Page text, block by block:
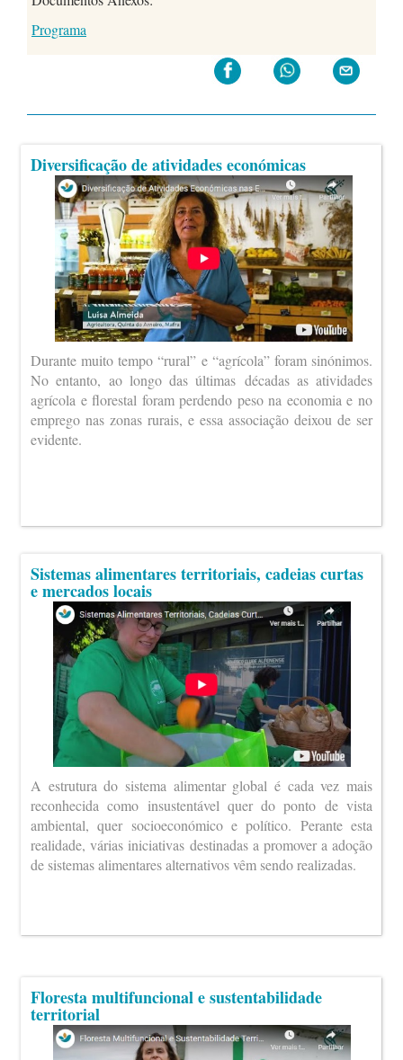
Programa
Diversificação de atividades económicas
Durante muito tempo “rural” e “agrícola” foram sinónimos.
No entanto, ao longo das últimas décadas as atividades
agrícola e florestal foram perdendo peso na economia e no
emprego nas zonas rurais, e essa associação deixou de ser
evidente.
Sistemas alimentares territoriais, cadeias curtas
e mercados locais
A estrutura do sistema alimentar global é cada vez mais
reconhecida como insustentável quer do ponto de vista
ambiental, quer socioeconómico e político. Perante esta
realidade, várias iniciativas destinadas a promover a adoção
de sistemas alimentares alternativos vêm sendo realizadas.
Floresta multifuncional e sustentabilidade
territorial